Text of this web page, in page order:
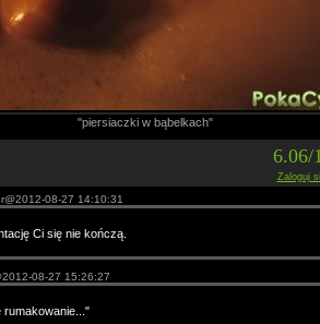
"piersiaczki w bąbelkach"
Zaloguj
08-27 14:10:31
Ci się nie kończą.
08-27 15:26:27
rumakowanie..."